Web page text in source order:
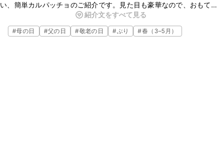
い、簡単カルパッチョのご紹介です。見た目も豪華なので、おもてな
しにもぴったりですよ。どなたでも簡単にお作りいただけますので、
この機会に是非作ってみてくださいね。
紹介文をすべて見る
#母の日 #父の日 #敬老の日 #ぶり #春（3–5月）